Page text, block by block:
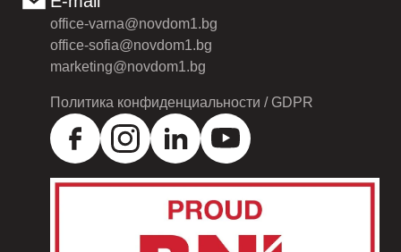
office-varna@novdom1.bg
office-sofia@novdom1.bg
marketing@novdom1.bg
Политика конфиденциальности / GDPR